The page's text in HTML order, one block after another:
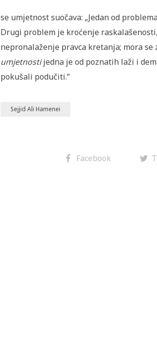
se umjetnost suočava: „Jedan od
Drugi problem je kroćenje
nepronalaženje pravca kretanja; mora
umjetnostijedna je od poznatih laži i
pokušali podučiti.“
Sejjid Ali Hamenei
Facebook